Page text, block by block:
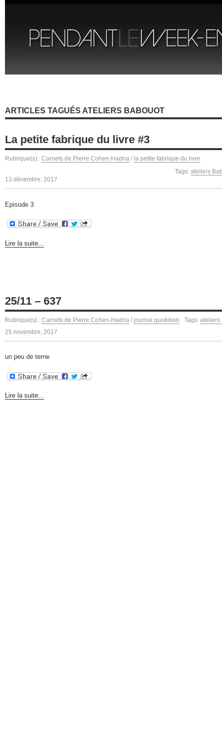
ARTICLES TAGUÉS ATELIERS BABOUOT
La petite fabrique du livre #3
Rubrique(s) : Carnets de Pierre Cohen-Hadria / la petite fabrique du livre
Tags: ateliers
13 décembre, 2017
Episode 3
Lire la suite...
25/11 – 637
Rubrique(s) : Carnets de Pierre Cohen-Hadria / journal quotidien Tags: ateliers
25 novembre, 2017
un peu de terne
Lire la suite...